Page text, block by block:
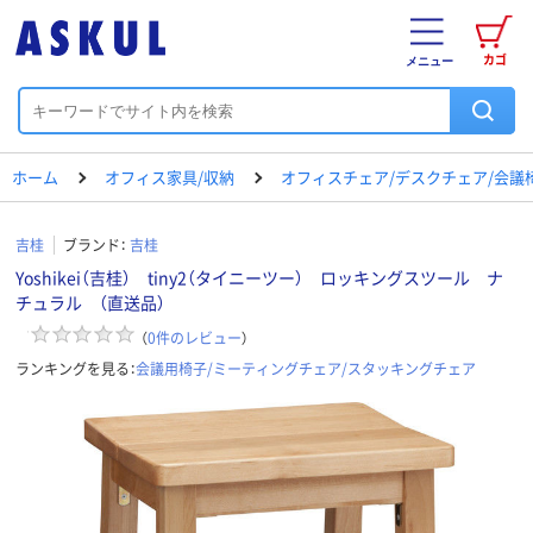
カゴ
メニュー
ホーム オフィス家具/収納 オフィスチェア/デスクチェア/会議
吉桂 ブランド： 吉桂
Yoshikei（吉桂） tiny2（タイニーツー） ロッキングスツール ナ
チュラル （直送品）
（0件のレビュー）
ランキングを見る：会議用椅子/ミーティングチェア/スタッキングチェア